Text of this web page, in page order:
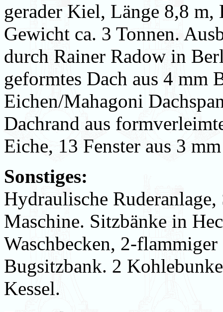
gerader Kiel, Länge 8,8
Gewicht ca. 3 Tonnen.
durch Rainer Radow in
geformtes Dach aus 4 mm
Eichen/Mahagoni
Dachrand aus
Eiche, 13 Fenster aus 3
Sonstiges:
Hydraulische
Maschine. Sitzbänke in
Waschbecken, 2-
Bugsitzbank. 2
Kessel.